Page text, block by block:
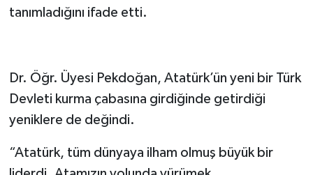
tanımladığını ifade etti.
Dr. Öğr. Üyesi Pekdoğan, Atatürk’ün yeni bir Türk
Devleti kurma çabasına girdiğinde getirdiği
yeniklere de değindi.
“Atatürk, tüm dünyaya ilham olmuş büyük bir